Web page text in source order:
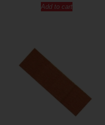
Add to cart